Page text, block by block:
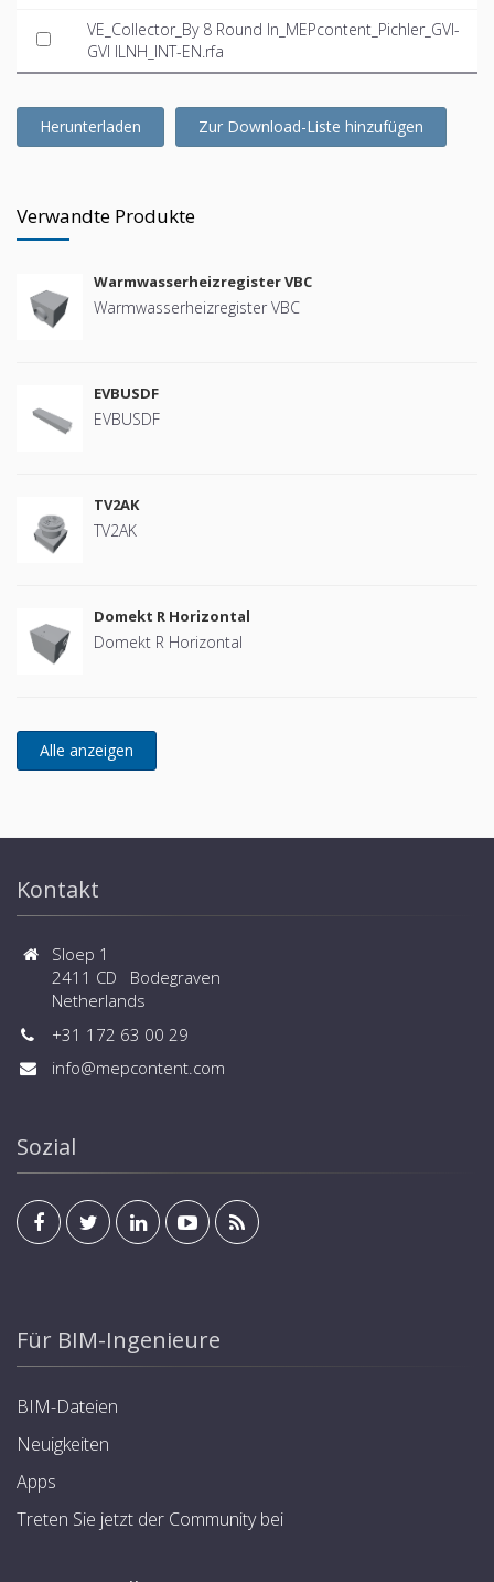
VE_Collector_By 8 Round In_MEPcontent_Pichler_GVI-
GVI ILNH_INT-EN.rfa
Herunterladen Zur Download-Liste hinzufügen
Verwandte Produkte
Warmwasserheizregister VBC
Warmwasserheizregister VBC
EVBUSDF
EVBUSDF
TV2AK
TV2AK
Domekt R Horizontal
Domekt R Horizontal
Kontakt
Sloep 1
2411 CD Bodegraven
Netherlands
+31 172 63 00 29
info@mepcontent.com
Sozial
Für BIM-Ingenieure
BIM-Dateien
Neuigkeiten
Apps
Treten Sie jetzt der Community bei